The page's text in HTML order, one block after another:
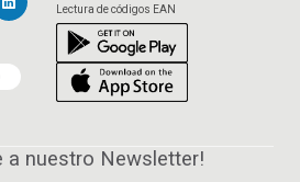
Lectura de códigos EAN
a nuestro Newsletter!